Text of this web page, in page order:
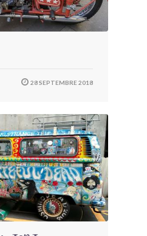
28 SEPTEMBRE 2018